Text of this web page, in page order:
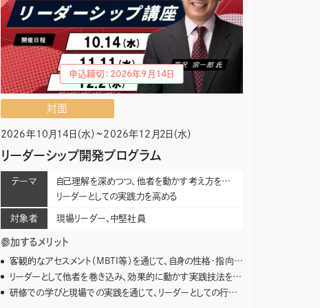
申込締切：2026年9月14日
対面
2026年10月14日（水）~2026年12月2日（水）
リーダーシップ開発プログラム
テーマ
自己理解を深めつつ、他者を動かす考え方を学び、
リーダーとしての実践力を高める
対象者 現場リーダー、中堅社員
参加するメリット
客観的なアセスメント（MBTI等）を通じて、自身の性格・指向、強みを把握する。
リーダーとして他者を巻き込み、効果的に動かす実践技法を習得する。
研修での学びと現場での実践を通じて、リーダーとしての行動力を高める。